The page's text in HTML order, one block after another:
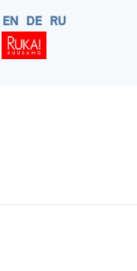
EN DE RU